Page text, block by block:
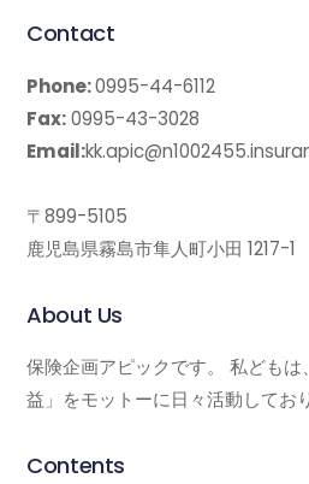
Contact
Phone:0995-44-6112
Fax:0995-43-3028
Email:
〒899-5105
鹿児島県霧島市隼人町小田 1217-1
About Us
保険企画アピックです。 私ども
益」をモットーに日々活動してお
Contents